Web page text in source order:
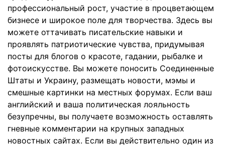
профессиональный рост, участие в процветающем
бизнесе и широкое поле для творчества. Здесь вы
можете оттачивать писательские навыки и
проявлять патриотические чувства, придумывая
посты для блогов о красоте, гадании, рыбалке и
фотоискусстве. Вы можете поносить Соединенные
Штаты и Украину, размещать новости, мэмы и
смешные картинки на местных форумах. Если ваш
английский и ваша политическая лояльность
безупречны, вы получаете возможность оставлять
гневные комментарии на крупных западных
новостных сайтах. Если вы действительно один из